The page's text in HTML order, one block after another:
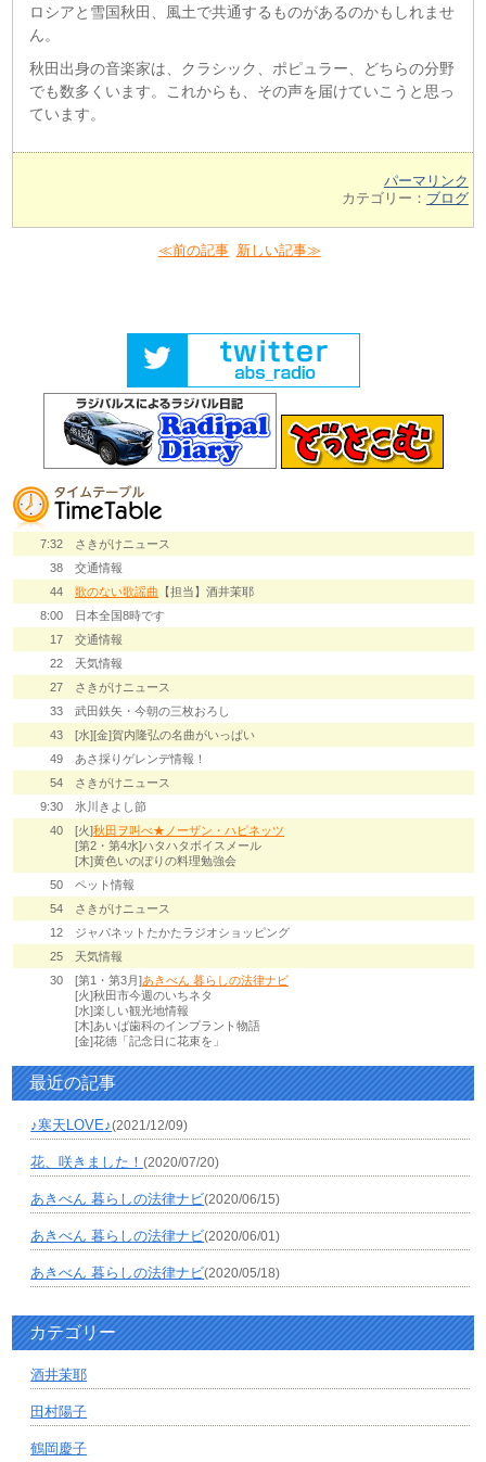
ロシアと雪国秋田、風土で共通するものがあるのかもしれませ
ん。
秋田出身の音楽家は、クラシック、ポピュラー、どちらの分野
でも数多くいます。これからも、その声を届けていこうと思っ
ています。
パーマリンク
カテゴリー： ブログ
≪前の記事 新しい記事≫
7:32
さきがけニュース
38
交通情報
44
歌のない歌謡曲 【担当】酒井茉耶
8:00
日本全国8時です
17
交通情報
22
天気情報
27
さきがけニュース
33
武田鉄矢・今朝の三枚おろし
43
[水][金]賀内隆弘の名曲がいっぱい
49
あさ採りゲレンデ情報！
54
さきがけニュース
9:30
氷川きよし節
40
[火]秋田ヲ叫べ★ノーザン・ハピネッツ
[第2・第4水]ハタハタボイスメール
[木]黄色いのぼりの料理勉強会
50
ペット情報
54
さきがけニュース
12
ジャパネットたかたラジオショッピング
25
天気情報
30
[第1・第3月]あきべん 暮らしの法律ナビ
[火]秋田市今週のいちネタ
[水]楽しい観光地情報
[木]あいば歯科のインプラント物語
[金]花徳「記念日に花束を」
最近の記事
♪寒天LOVE♪(2021/12/09)
花、咲きました！(2020/07/20)
あきべん 暮らしの法律ナビ(2020/06/15)
あきべん 暮らしの法律ナビ(2020/06/01)
あきべん 暮らしの法律ナビ(2020/05/18)
カテゴリー
酒井茉耶
田村陽子
鶴岡慶子